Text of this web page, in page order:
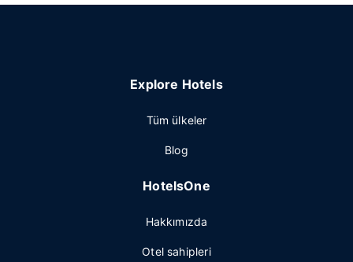
Explore Hotels
Tüm ülkeler
Blog
HotelsOne
Hakkımızda
Otel sahipleri